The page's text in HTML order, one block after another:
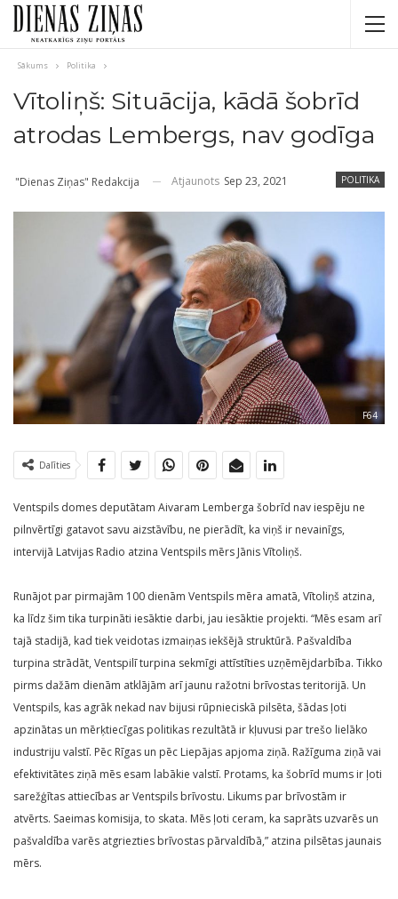
Sākums Politika
Vītoliņš: Situācija, kādā šobrīd
atrodas Lembergs, nav godīga
POLITIKA
"Dienas Ziņas" Redakcija Atjaunots Sep 23, 2021
F64
Dalīties
Ventspils domes deputātam Aivaram Lemberga šobrīd nav iespēju ne
pilnvērtīgi gatavot savu aizstāvību, ne pierādīt, ka viņš ir nevainīgs,
intervijā Latvijas Radio atzina Ventspils mērs Jānis Vītoliņš.
Runājot par pirmajām 100 dienām Ventspils mēra amatā, Vītoliņš atzina,
ka līdz šim tika turpināti iesāktie darbi, jau iesāktie projekti. “Mēs esam arī
tajā stadijā, kad tiek veidotas izmaiņas iekšējā struktūrā. Pašvaldība
turpina strādāt, Ventspilī turpina sekmīgi attīstīties uzņēmējdarbība. Tikko
pirms dažām dienām atklājām arī jaunu ražotni brīvostas teritorijā. Un
Ventspils, kas agrāk nekad nav bijusi rūpnieciskā pilsēta, šādas ļoti
apzinātas un mērķtiecīgas politikas rezultātā ir kļuvusi par trešo lielāko
industriju valstī. Pēc Rīgas un pēc Liepājas apjoma ziņā. Ražīguma ziņā vai
efektivitātes ziņā mēs esam labākie valstī. Protams, ka šobrīd mums ir ļoti
sarežģītas attiecības ar Ventspils brīvostu. Likums par brīvostām ir
atvērts. Saeimas komisija, to skata. Mēs ļoti ceram, ka saprāts uzvarēs un
pašvaldība varēs atgriezties brīvostas pārvaldībā,” atzina pilsētas jaunais
mērs.